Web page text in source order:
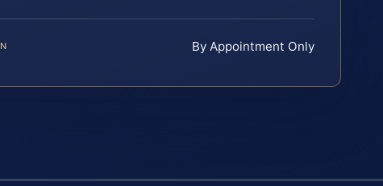
By Appointment Only